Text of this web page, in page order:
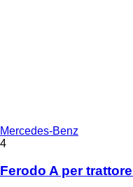
Mercedes-Benz
4
Ferodo A per